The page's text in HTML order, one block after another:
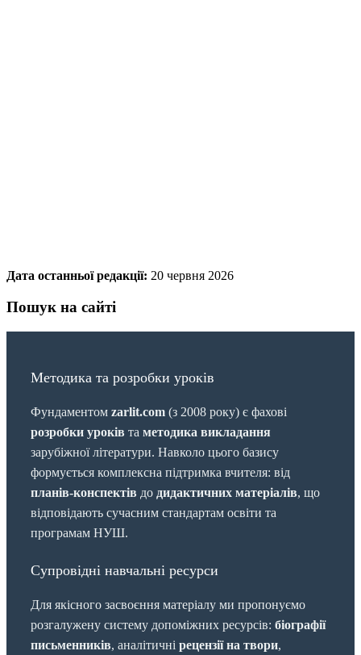
Дата останньої редакції: 20 червня 2026
Пошук на сайті
Методика та розробки уроків
Фундаментом zarlit.com (з 2008 року) є фахові
розробки уроків та методика викладання
зарубіжної літератури. Навколо цього базису
формується комплексна підтримка вчителя: від
планів-конспектів до дидактичних матеріалів, що
відповідають сучасним стандартам освіти та
програмам НУШ.
Супровідні навчальні ресурси
Для якісного засвоєння матеріалу ми пропонуємо
розгалужену систему допоміжних ресурсів: біографії
письменників, аналітичні рецензії на твори,